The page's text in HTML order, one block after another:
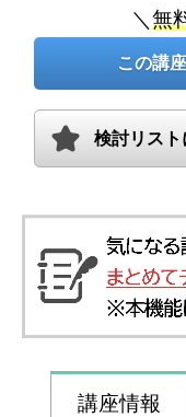
＼ 無
この講
検討リスト
講座情報